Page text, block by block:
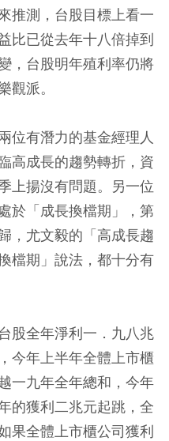
推測，台股目標上看一
比已從去年十八倍掉到
，台股明年殖利率仍將
觀派。
位有潛力的基金經理人
高成長的趨勢轉折，資
上揚沒有問題。另一位
於「成長換檔期」，第
，尤文毅的「高成長趨
檔期」說法，都十分有
股全年淨利一．九八兆
今年上半年全體上市櫃
一九年全年總和，今年
的獲利二兆元起跳，全
果全體上市櫃公司獲利